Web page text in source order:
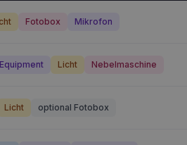
Fotobox Mikrofon
Licht Nebelmaschine
Licht optional Fotobox